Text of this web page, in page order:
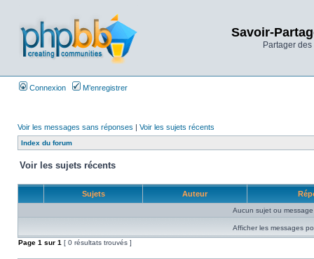
Savoir-
Partager
Connexion M’enregistrer
Voir les messages sans réponses | Voir les sujets récents
Index du forum
Voir les sujets récents
Sujets Auteur
Aucun sujet ou
Afficher les messages
Page 1 sur 1 [ 0 résultats trouvés ]